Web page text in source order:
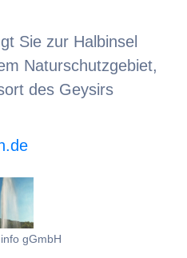
Sie zur Halbinsel
Naturschutzgebiet,
des Geysirs
gGmbH